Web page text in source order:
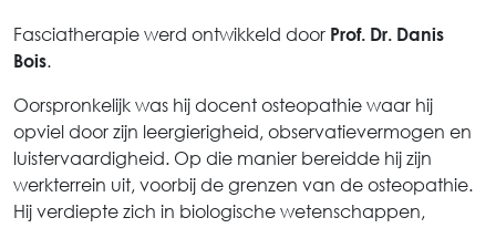
Fasciatherapie werd ontwikkeld door Prof. Dr. Danis
Bois.
Oorspronkelijk was hij docent osteopathie waar hij
opviel door zijn leergierigheid, observatievermogen en
luistervaardigheid. Op die manier bereidde hij zijn
werkterrein uit, voorbij de grenzen van de osteopathie.
Hij verdiepte zich in biologische wetenschappen,